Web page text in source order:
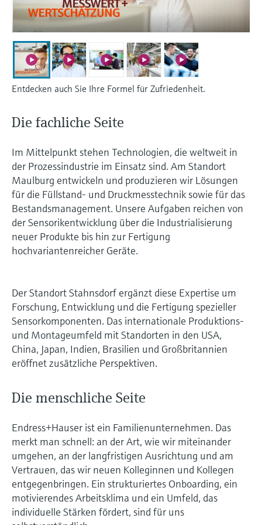
Device Viewer
Produktspezifische Informationen und
Dokumente finden
Ersatzteilsuche
Ersatzteile anhand von Produktwurzel,
Füllstandsmessung
Füllstandsmessung Druck
Alle ansehen
Analysatoren für Härte, Eisen,
Aluminium & Chromat
Prozessphotometer
Mikrowellentransmission
Memosens-Technologie
Alle ansehen
Entdecken auch Sie Ihre Formel für Zufriedenheit.
Die fachliche Seite
Im Mittelpunkt stehen Technologien, die weltweit in
der Prozessindustrie im Einsatz sind. Am Standort
Maulburg entwickeln und produzieren wir Lösungen
für die Füllstand- und Druckmesstechnik sowie für das
Bestandsmanagement. Unsere Aufgaben reichen von
der Sensorikentwicklung über die Industrialisierung
neuer Produkte bis hin zur Fertigung
hochvariantenreicher Geräte.
Der Standort Stahnsdorf ergänzt diese Expertise um
Forschung, Entwicklung und die Fertigung spezieller
Sensorkomponenten. Das internationale Produktions-
und Montageumfeld mit Standorten in den USA,
China, Japan, Indien, Brasilien und Großbritannien
eröffnet zusätzliche Perspektiven.
Die menschliche Seite
Endress+Hauser ist ein Familienunternehmen. Das
merkt man schnell: an der Art, wie wir miteinander
umgehen, an der langfristigen Ausrichtung und am
Vertrauen, das wir neuen Kolleginnen und Kollegen
entgegenbringen. Ein strukturiertes Onboarding, ein
motivierendes Arbeitsklima und ein Umfeld, das
individuelle Stärken fördert, sind für uns